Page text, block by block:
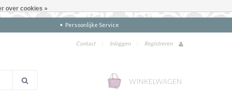
Persoonlijke Service
Contact | Inloggen | Registreren
WINKELWAGEN
over cookies »